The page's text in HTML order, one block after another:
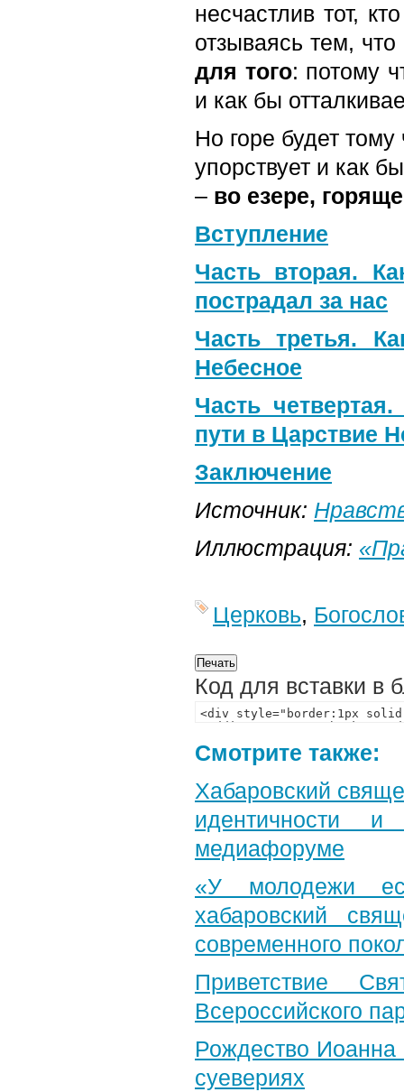
несчастлив тот,
отзываясь тем, что
для того: потому
и как бы
Но горе будет
упорствует и как
– во езере,
Вступление
Часть вторая.
пострадал за нас
Часть третья.
Небесное
Часть
пути в Царствие
Заключение
Источник:
Иллюстрация:
Церковь,
Код для вставки в
Смотрите также:
Хабаровский
идентичности
медиафоруме
«У молодежи
хабаровский
современного
Приветствие
Всероссийского
Рождество Иоанна
суевериях